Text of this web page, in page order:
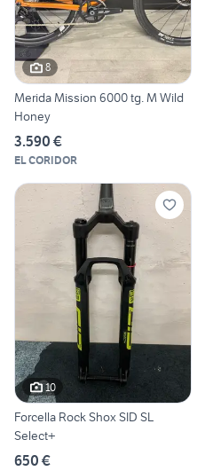
8
Merida Mission 6000 tg. M Wild
Honey
3.590 €
EL CORIDOR
10
Forcella Rock Shox SID SL
Select+
650 €